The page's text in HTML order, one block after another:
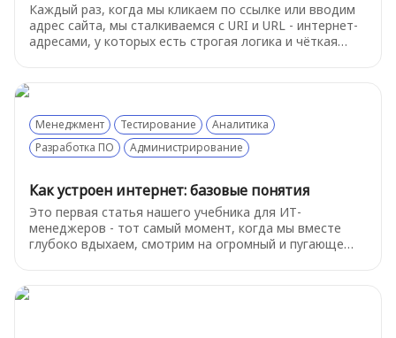
Каждый раз, когда мы кликаем по ссылке или вводим
адрес сайта, мы сталкиваемся с URI и URL - интернет-
адресами, у которых есть строгая логика и чёткая
Менеджмент Тестирование
Аналитика
Разработка ПО
Администрирование
Как устроен интернет: базовые понятия
Это первая статья нашего учебника для ИТ-
менеджеров - тот самый момент, когда мы вместе
глубоко вдыхаем, смотрим на огромный и пугающе